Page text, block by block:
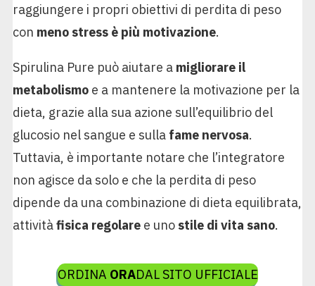
raggiungere i propri obiettivi di perdita di peso
con meno stress è più motivazione.
Spirulina Pure può aiutare a migliorare il
metabolismoe a mantenere la motivazione per la
dieta, grazie alla sua azione sull’equilibrio del
glucosio nel sangue e sulla fame nervosa.
Tuttavia, è importante notare che l’integratore
non agisce da solo e che la perdita di peso
dipende da una combinazione di dieta equilibrata,
attivitàfisica regolaree uno stile di vita sano.
ORDINA ORADAL SITO UFFICIALE